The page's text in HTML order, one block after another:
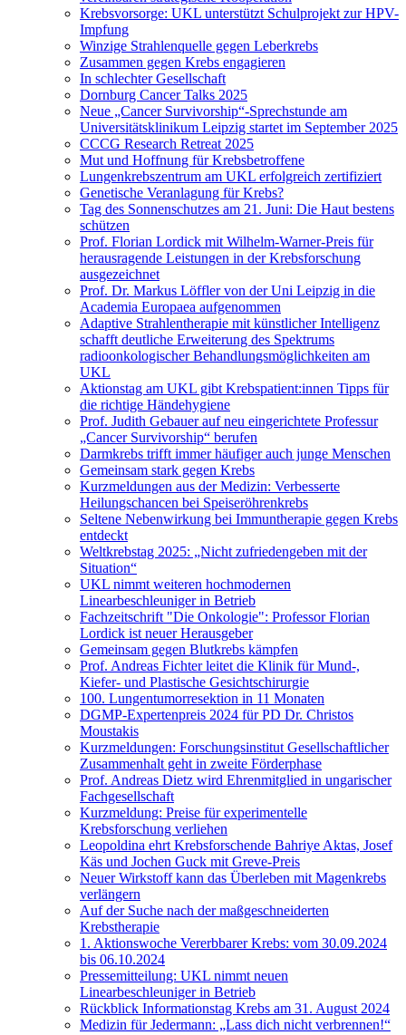
Krebsvorsorge: UKL unterstützt Schulprojekt zur HPV-
Impfung
Winzige Strahlenquelle gegen Leberkrebs
Zusammen gegen Krebs engagieren
In schlechter Gesellschaft
Dornburg Cancer Talks 2025
Neue „Cancer Survivorship“-Sprechstunde am
Universitätsklinikum Leipzig startet im September 2025
CCCG Research Retreat 2025
Mut und Hoffnung für Krebsbetroffene
Lungenkrebszentrum am UKL erfolgreich zertifiziert
Genetische Veranlagung für Krebs?
Tag des Sonnenschutzes am 21. Juni: Die Haut bestens
schützen
Prof. Florian Lordick mit Wilhelm-Warner-Preis für
herausragende Leistungen in der Krebsforschung
ausgezeichnet
Prof. Dr. Markus Löffler von der Uni Leipzig in die
Academia Europaea aufgenommen
Adaptive Strahlentherapie mit künstlicher Intelligenz
schafft deutliche Erweiterung des Spektrums
radioonkologischer Behandlungsmöglichkeiten am
UKL
Aktionstag am UKL gibt Krebspatient:innen Tipps für
die richtige Händehygiene
Prof. Judith Gebauer auf neu eingerichtete Professur
„Cancer Survivorship“ berufen
Darmkrebs trifft immer häufiger auch junge Menschen
Gemeinsam stark gegen Krebs
Kurzmeldungen aus der Medizin: Verbesserte
Heilungschancen bei Speiseröhrenkrebs
Seltene Nebenwirkung bei Immuntherapie gegen Krebs
entdeckt
Weltkrebstag 2025: „Nicht zufriedengeben mit der
Situation“
UKL nimmt weiteren hochmodernen
Linearbeschleuniger in Betrieb
Fachzeitschrift "Die Onkologie": Professor Florian
Lordick ist neuer Herausgeber
Gemeinsam gegen Blutkrebs kämpfen
Prof. Andreas Fichter leitet die Klinik für Mund-,
Kiefer- und Plastische Gesichtschirurgie
100. Lungentumorresektion in 11 Monaten
DGMP-Expertenpreis 2024 für PD Dr. Christos
Moustakis
Kurzmeldungen: Forschungsinstitut Gesellschaftlicher
Zusammenhalt geht in zweite Förderphase
Prof. Andreas Dietz wird Ehrenmitglied in ungarischer
Fachgesellschaft
Kurzmeldung: Preise für experimentelle
Krebsforschung verliehen
Leopoldina ehrt Krebsforschende Bahriye Aktas, Josef
Käs und Jochen Guck mit Greve-Preis
Neuer Wirkstoff kann das Überleben mit Magenkrebs
verlängern
Auf der Suche nach der maßgeschneiderten
Krebstherapie
1. Aktionswoche Vererbbarer Krebs: vom 30.09.2024
bis 06.10.2024
Pressemitteilung: UKL nimmt neuen
Linearbeschleuniger in Betrieb
Rückblick Informationstag Krebs am 31. August 2024
Medizin für Jedermann: „Lass dich nicht verbrennen!“